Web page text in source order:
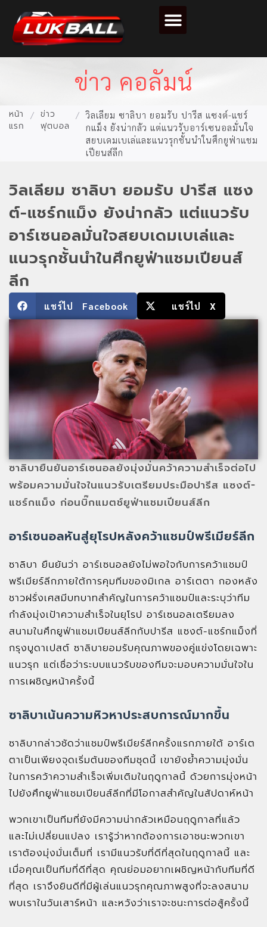
ข่าว คอลัมน์
หน้า
แรก
/ ข่าว
ฟุตบอล
/ วิลเลียม ซาลิบา ยอมรับ ปารีส แซงต์-แชร์
กแม็ง ยังน่ากลัว แต่แนวรับอาร์เซนอลมั่นใจ
สยบเดมเบเล่และแนวรุกชั้นนำในศึกยูฟ่าแชม
เปียนส์ลีก
วิลเลียม ซาลิบา ยอมรับ ปารีส แซง
ต์-แชร์กแม็ง ยังน่ากลัว แต่แนวรับ
อาร์เซนอลมั่นใจสยบเดมเบเล่และ
แนวรุกชั้นนำในศึกยูฟ่าแชมเปียนส์
ลีก
แชร์ไป Facebook แชร์ไป X
ซาลิบายืนยันอาร์เซนอลยังมุ่งมั่นคว้าความสำเร็จต่อไป
พร้อมความมั่นใจในแนวรับเตรียมประมือปารีส แซงต์-
แชร์กแม็ง ก่อนบิ๊กแมตช์ยูฟ่าแชมเปียนส์ลีก
อาร์เซนอลหันสู่ยุโรปหลังคว้าแชมป์พรีเมียร์ลีก
ซาลิบา ยืนยันว่า อาร์เซนอลยังไม่พอใจกับการคว้าแชมป์
พรีเมียร์ลีกภายใต้การคุมทีมของมิเกล อาร์เตตา กองหลัง
ชาวฝรั่งเศสมีบทบาทสำคัญในการคว้าแชมป์และระบุว่าทีม
กำลังมุ่งเป้าความสำเร็จในยุโรป อาร์เซนอลเตรียมลง
สนามในศึกยูฟ่าแชมเปียนส์ลีกกับปารีส แซงต์-แชร์กแม็งที่
กรุงบูดาเปสต์ ซาลิบายอมรับคุณภาพของคู่แข่งโดยเฉพาะ
แนวรุก แต่เชื่อว่าระบบแนวรับของทีมจะมอบความมั่นใจใน
การเผชิญหน้าครั้งนี้
ซาลิบาเน้นความหิวหาประสบการณ์มากขึ้น
ซาลิบากล่าวชัดว่าแชมป์พรีเมียร์ลีกครั้งแรกภายใต้ อาร์เต
ตาเป็นเพียงจุดเริ่มต้นของทีมชุดนี้ เขายังย้ำความมุ่งมั่น
ในการคว้าความสำเร็จเพิ่มเติมในฤดูกาลนี้ ด้วยการมุ่งหน้า
ไปยังศึกยูฟ่าแชมเปียนส์ลีกที่มีโอกาสสำคัญในสัปดาห์หน้า
พวกเขาเป็นทีมที่ยังมีความน่ากลัวเหมือนฤดูกาลที่แล้ว
และไม่เปลี่ยนแปลง เรารู้ว่าหากต้องการเอาชนะพวกเขา
เราต้องมุ่งมั่นเต็มที่ เรามีแนวรับที่ดีที่สุดในฤดูกาลนี้ และ
เมื่อคุณเป็นทีมที่ดีที่สุด คุณย่อมอยากเผชิญหน้ากับทีมที่ดี
ที่สุด เราจึงยินดีที่มีผู้เล่นแนวรุกคุณภาพสูงที่จะลงสนาม
พบเราในวันเสาร์หน้า และหวังว่าเราจะชนะการต่อสู้ครั้งนี้